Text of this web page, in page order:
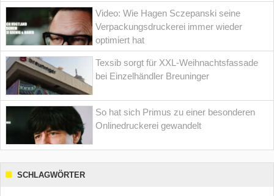
Video: Wie Hagen Sczepanski seine
Verpackungsdruckerei immer wieder
optimiert hat
Texsib sorgt für XXL-Weihnachtsfassade
bei Einzelhändler Breuninger
So hat sich Primus zu einer besonderen
Onlinedruckerei gewandelt
SCHLAGWÖRTER